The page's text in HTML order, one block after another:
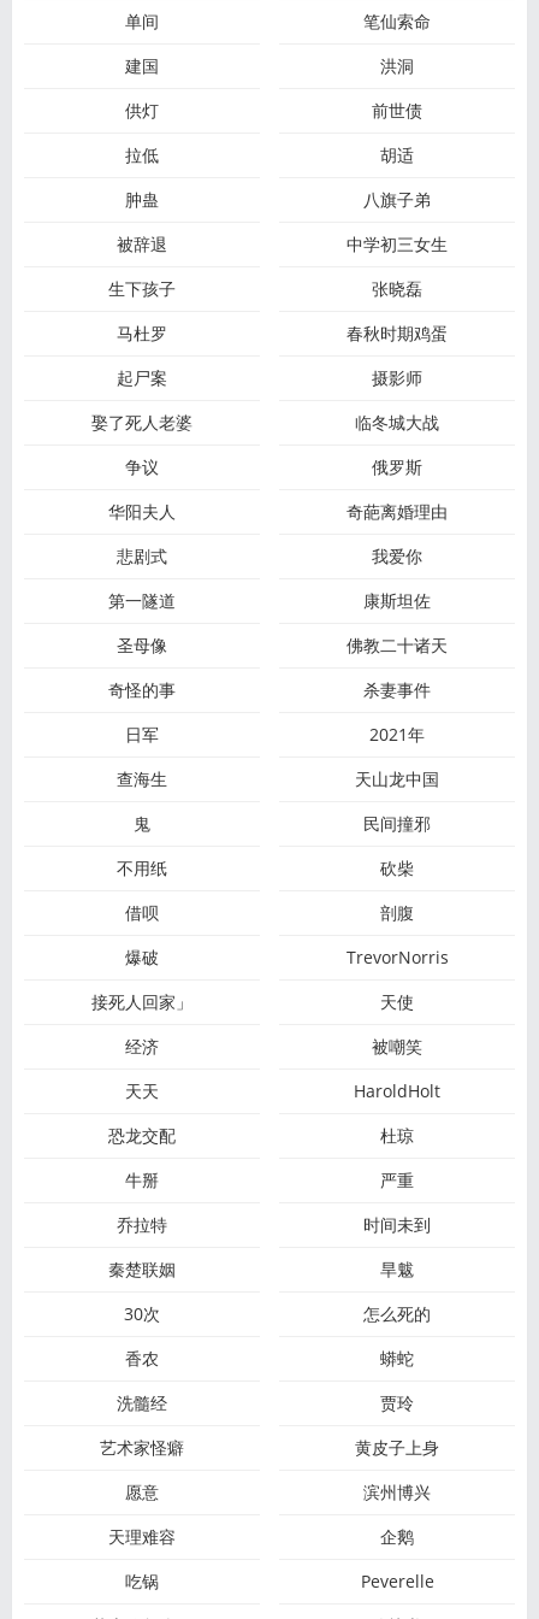
单间
笔仙索命
建国
洪洞
供灯
前世债
拉低
胡适
肿蛊
八旗子弟
被辞退
中学初三女生
生下孩子
张晓磊
马杜罗
春秋时期鸡蛋
起尸案
摄影师
娶了死人老婆
临冬城大战
争议
俄罗斯
华阳夫人
奇葩离婚理由
悲剧式
我爱你
第一隧道
康斯坦佐
圣母像
佛教二十诸天
奇怪的事
杀妻事件
日军
2021年
查海生
天山龙中国
鬼
民间撞邪
不用纸
砍柴
借呗
剖腹
爆破
TrevorNorris
接死人回家」
天使
经济
被嘲笑
天天
HaroldHolt
恐龙交配
杜琼
牛掰
严重
乔拉特
时间未到
秦楚联姻
旱魃
30次
怎么死的
香农
蟒蛇
洗髓经
贾玲
艺术家怪癖
黄皮子上身
愿意
滨州博兴
天理难容
企鹅
吃锅
Peverelle